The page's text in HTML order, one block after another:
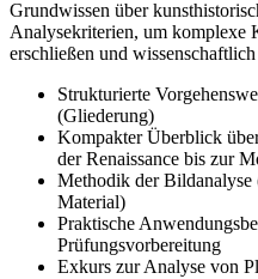
Grundwissen über
Analysekriterien, um komplexe
erschließen und
Strukturierte
(Gliederung)
Kompakter Überblick
der Renaissance bis zur
Methodik der
Material)
Praktische
Prüfungsvorbereitung
Exkurs zur Analyse von